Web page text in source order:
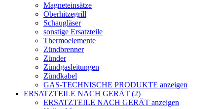
Magneteinsätze
Oberhitzegrill
Schaugläser
sonstige Ersatzteile
Thermoelemente
Zündbrenner
Zünder
Zündgasleitungen
Zündkabel
GAS-TECHNISCHE PRODUKTE anzeigen
ERSATZTEILE NACH GERÄT (2)
ERSATZTEILE NACH GERÄT anzeigen